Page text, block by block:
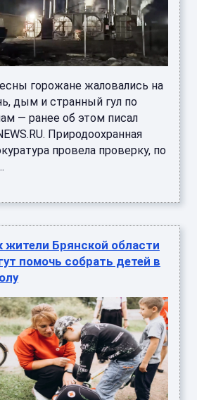
горожане жаловались на
дым и странный гул по
— ранее об этом писал
Природоохранная
провела проверку, по
жители Брянской области
помочь собрать детей в